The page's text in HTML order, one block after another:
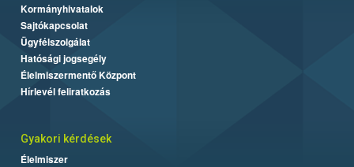
Kormányhivatalok
Sajtókapcsolat
Ügyfélszolgálat
Hatósági jogsegély
Élelmiszermentő Központ
Hírlevél feliratkozás
Gyakori kérdések
Élelmiszer